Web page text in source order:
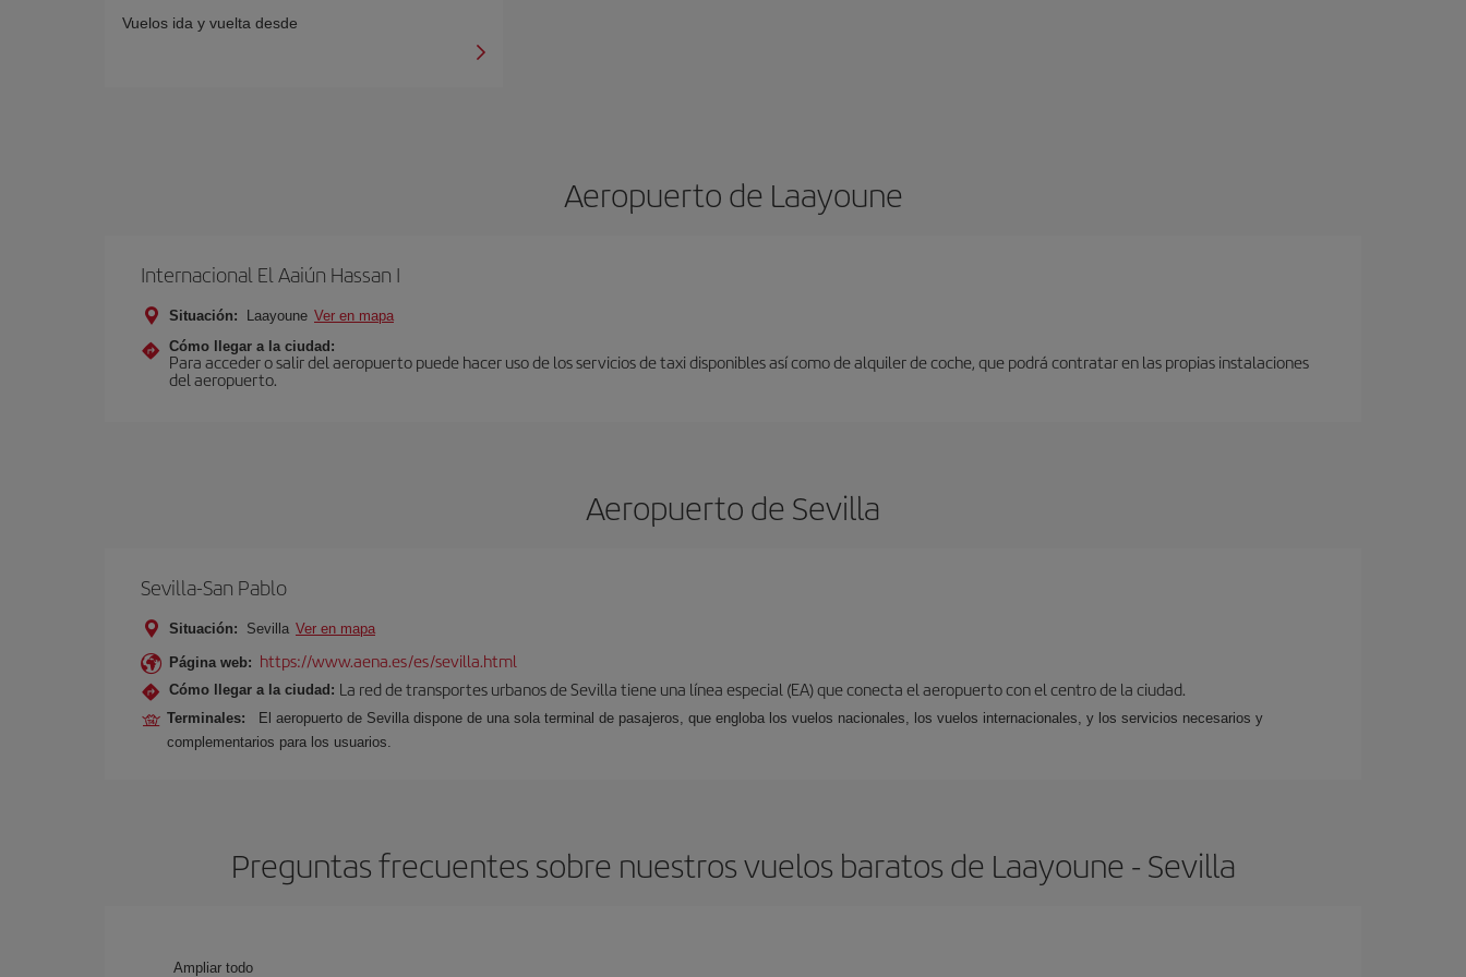
Vuelos ida y vuelta desde
Aeropuerto de Laayoune
Internacional El Aaiún Hassan I
Situación: Laayoune Ver en mapa
Cómo llegar a la ciudad:
Para acceder o salir del aeropuerto puede hacer uso de los servicios de taxi disponibles así como de alquiler de coche, que podrá contratar en las propias instalaciones
del aeropuerto.
Aeropuerto de Sevilla
Sevilla-San Pablo
Situación: Sevilla Ver en mapa
Página web: https://www.aena.es/es/sevilla.html
Cómo llegar a la ciudad: La red de transportes urbanos de Sevilla tiene una línea especial (EA) que conecta el aeropuerto con el centro de la ciudad.
Terminales:
El aeropuerto de Sevilla dispone de una sola terminal de pasajeros, que engloba los vuelos nacionales, los vuelos internacionales, y los servicios necesarios y
complementarios para los usuarios.
Preguntas frecuentes sobre nuestros vuelos baratos de Laayoune - Sevilla
Ampliar todo